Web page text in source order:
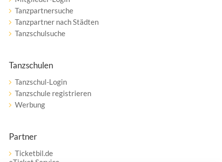
Tanzpartnersuche
Tanzpartner nach Städten
Tanzschulsuche
Tanzschulen
Tanzschul-Login
Tanzschule registrieren
Werbung
Partner
Ticketbil.de